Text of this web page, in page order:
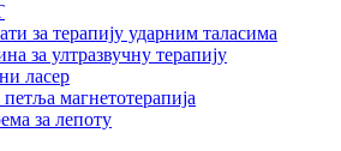
за терапију ударним таласима
за ултразвучну терапију
ласер
магнетотерапија
за лепоту